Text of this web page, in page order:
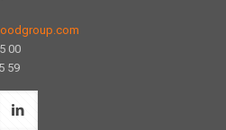
00
59